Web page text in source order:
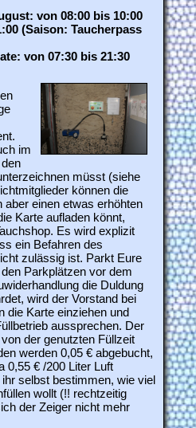
von 08:00 bis 10:00
(Saison: Taucherpass
von 07:30 bis 21:30
im
müsst (siehe
können die
einen etwas erhöhten
Karte aufladen könnt,
Es wird explizit
ein Befahren des
zulässig ist. Parkt Eure
Parkplätzen vor dem
die Duldung
wird der Vorstand bei
die Karte einziehen und
aussprechen. Der
der genutzten Füllzeit
werden 0,05 € abgebucht,
0,55 € /200 Liter Luft
selbst bestimmen, wie viel
wollt (!! rechtzeitig
der Zeiger nicht mehr